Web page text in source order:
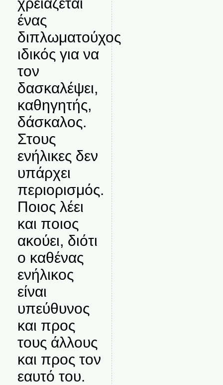
ένας
διπλωματούχος
ιδικός για να
τον
δασκαλέψει,
καθηγητής,
δάσκαλος.
Στους
ενήλικες δεν
υπάρχει
περιορισμός.
Ποιος λέει
και ποιος
ακούει, διότι
ο καθένας
ενήλικος
είναι
υπεύθυνος
και προς
τους άλλους
και προς τον
εαυτό του.